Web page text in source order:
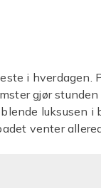
i hverdagen.
gjør
luksusen i
venter